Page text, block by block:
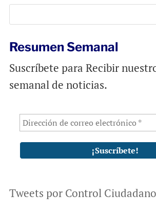
Resumen Semanal
Suscríbete para Recibir
semanal de noticias.
Tweets por Control Ciudadano